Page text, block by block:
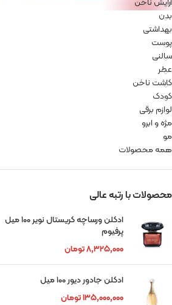
بدن
بهداشتی
پوست
سالنی
عطر
کاشت ناخن
کودک
لوازم برقی
مژه و ابرو
مو
همه محصولات
محصولات با رتبه عالی
ادکلن ورساچه کریستال نویر ۱۰۰ میل
پرفیوم
۸,۳۲۵,۰۰۰تومان
ادکلن جادور دیور ۱۰۰ میل
۱۳۵,۰۰۰,۰۰۰تومان